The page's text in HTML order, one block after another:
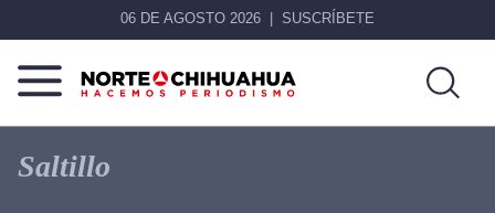
06 DE AGOSTO 2026 SUSCRÍBETE
Norte
De
Chihuahua
Más
que
noticias,
Saltillo